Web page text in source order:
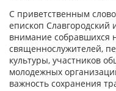
С приветственным
епископ
внимание собравшихся
священнослужителей,
культуры, участников
молодежных
важность сохранения